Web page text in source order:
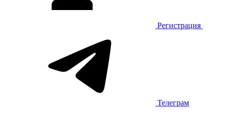
Регистрация
Телеграм